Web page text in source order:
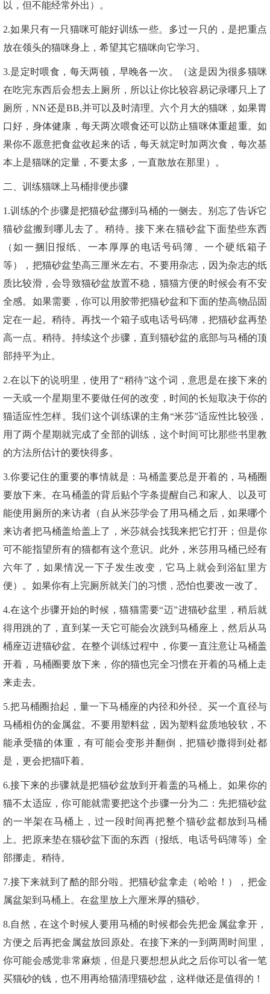
以，但不能经常外出）。
2.如果只有一只猫咪可能好训练一些。多过一只的，是把重点
放在领头的猫咪身上，希望其它猫咪向它学习。
3.是定时喂食，每天两顿，早晚各一次。（这是因为很多猫咪
在吃完东西后会想去上厕所，所以让你比较容易记录哪只上了
厕所，NN还是BB,并可以及时清理。六个月大的猫咪，如果胃
口好，身体健康，每天两次喂食还可以防止猫咪体重超重。如
果你不愿意把食盆收起来的话，每天就定时加两次食，每次基
本上是猫咪的定量，不要太多，一直散放在那里）。
二、训练猫咪上马桶排便步骤
1.训练的个步骤是把猫砂盆挪到马桶的一侧去。别忘了告诉它
猫砂盆搬到哪儿去了。稍待。接下来在猫砂盆下面垫些东西
（如一捆旧报纸、一本厚厚的电话号码簿、一个硬纸箱子
等），把猫砂盆垫高三厘米左右。不要用杂志，因为杂志的纸
质比较滑，会导致猫砂盆放置不稳，猫猫方便的时候会有不安
全感。如果需要，你可以用胶带把猫砂盆和下面的垫高物品固
定在一起。稍待。再找一个箱子或电话号码簿，把猫砂盆再垫
高一点。稍待。持续这个步骤，直到猫砂盆的底部与马桶的顶
部持平为止。
2.在以下的说明里，使用了“稍待”这个词，意思是在接下来的
一天或一个星期里不要做任何的改变，时间的长短取决于你的
猫适应性怎样。我们这个训练课的主角“米莎”适应性比较强，
用了两个星期就完成了全部的训练，这个时间可比那些书里教
的方法所估计的要快得多。
3.你要记住的重要的事情就是：马桶盖要总是开着的，马桶圈
要放下来。在马桶盖的背后贴个字条提醒自己和家人、以及可
能使用厕所的来访者（自从米莎学会了用马桶之后，如果哪个
来访者把马桶盖给盖上了，米莎就会找我来把它打开；但是你
可不能指望所有的猫都有这个意识。此外，米莎用马桶已经有
六年了，如果情况一下子发生改变，它马上就会到浴缸里方
便）。如果你有上完厕所就关门的习惯，恐怕也要改一改了。
4.在这个步骤开始的时候，猫猫需要“迈”进猫砂盆里，稍后就
得用跳的了，直到某一天它可能会次跳到马桶座上，然后从马
桶座迈进猫砂盆。在整个训练过程中，你要一直注意让马桶盖
开着，马桶圈要放下来，你的猫也完全习惯在开着的马桶上走
来走去。
5.把马桶圈抬起，量一下马桶座的内径和外径。买一个直径与
马桶相仿的金属盆。不要用塑料盆，因为塑料盆质地较软，不
能承受猫的体重，有可能会变形并翻倒，把猫砂撒得到处都
是，更会把猫吓着。
6.接下来的步骤就是把猫砂盆放到开着盖的马桶上。如果你的
猫不太适应，你可能就需要把这个步骤一分为二：先把猫砂盆
的一半架在马桶上，过一段时间再把整个猫砂盆都放到马桶
上。把原来垫在猫砂盆下面的东西（报纸、电话号码簿等）全
部挪走。稍待。
7.接下来就到了酷的部分啦。把猫砂盆拿走（哈哈！），把金
属盆架到马桶上。在盆里放上六厘米厚的猫砂。
8.自然，在这个时候人要用马桶的时候都会先把金属盆拿开，
方便之后再把金属盆放回原处。在接下来的一到两周时间里，
你可能会感觉非常麻烦，但是只要想想从此之后你可以省一笔
买猫砂的钱，也不用再给猫清理猫砂盆，这样做还是值得的！